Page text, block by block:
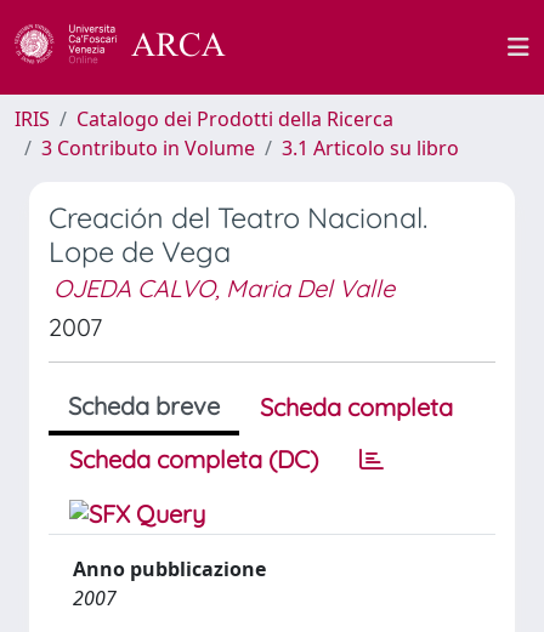
IRIS
Catalogo dei Prodotti della Ricerca
3 Contributo in Volume
3.1 Articolo su libro
Creación del Teatro Nacional.
Lope de Vega
OJEDA CALVO, Maria Del Valle
2007
Scheda breve
Scheda completa
Scheda completa (DC)
Anno pubblicazione
2007